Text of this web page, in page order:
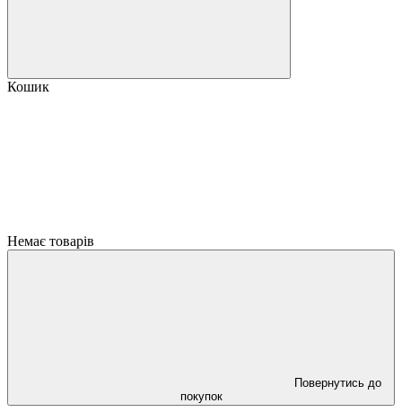
Кошик
Немає товарів
Повернутись до
покупок